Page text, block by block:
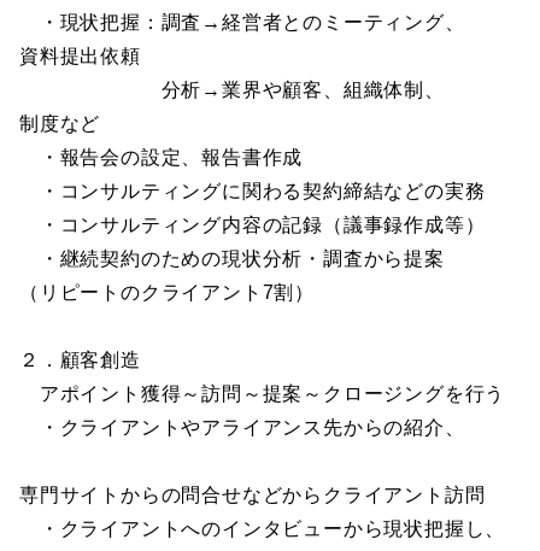
・現状把握：調査→経営者とのミーティング、
資料提出依頼
分析→業界や顧客、組織体制、
制度など
・報告会の設定、報告書作成
・コンサルティングに関わる契約締結などの実務
・コンサルティング内容の記録（議事録作成等）
・継続契約のための現状分析・調査から提案
（リピートのクライアント7割）
２．顧客創造
アポイント獲得～訪問～提案～クロージングを行う
・クライアントやアライアンス先からの紹介、
専門サイトからの問合せなどからクライアント訪問
・クライアントへのインタビューから現状把握し、